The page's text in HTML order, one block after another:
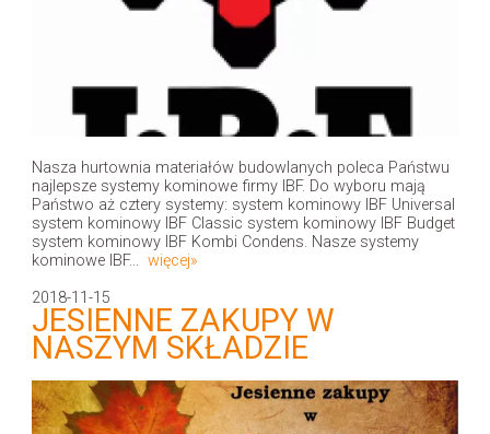
Nasza hurtownia materiałów budowlanych poleca Państwu
najlepsze systemy kominowe firmy IBF. Do wyboru mają
Państwo aż cztery systemy: system kominowy IBF Universal
system kominowy IBF Classic system kominowy IBF Budget
system kominowy IBF Kombi Condens. Nasze systemy
kominowe IBF... więcej»
2018-11-15
JESIENNE ZAKUPY W
NASZYM SKŁADZIE